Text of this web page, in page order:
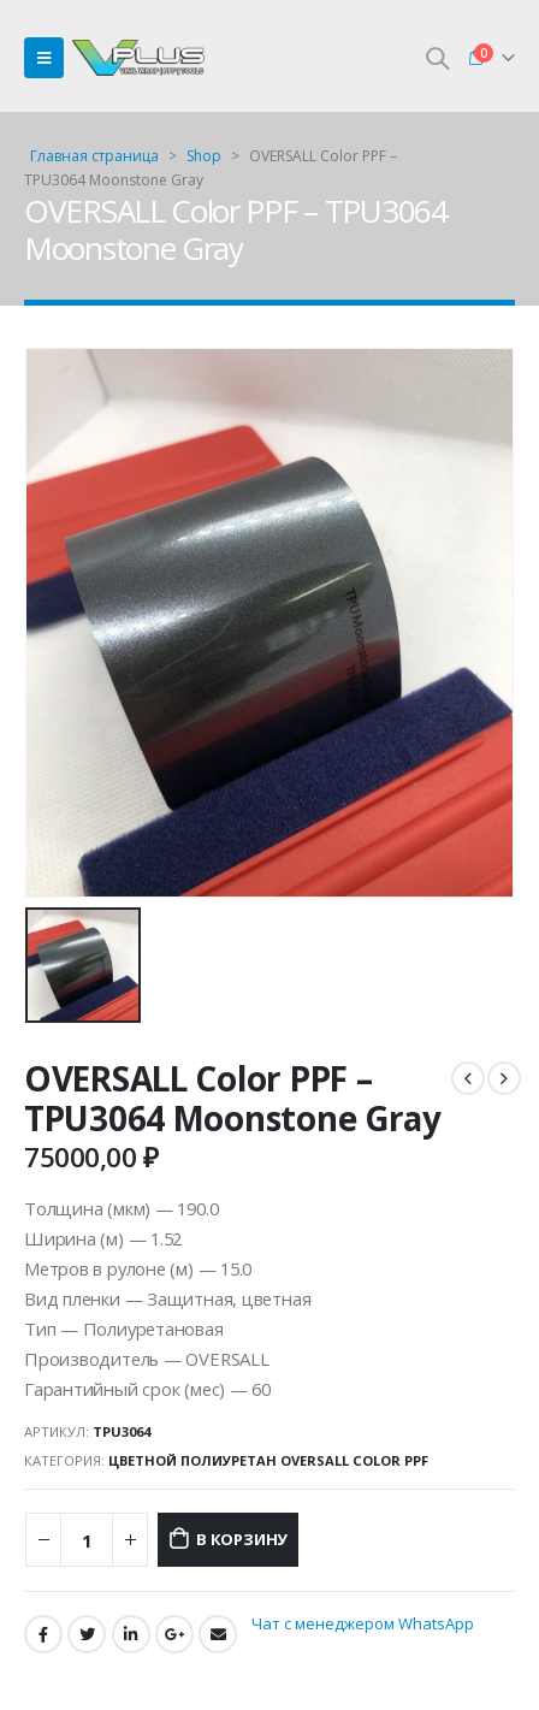
0
Главная страница > Shop > OVERSALL Color PPF –
TPU3064 Moonstone Gray
OVERSALL Color PPF – TPU3064
Moonstone Gray
OVERSALL Color PPF –
TPU3064 Moonstone Gray
75000,00₽
Толщина (мкм) — 190.0
Ширина (м) — 1.52
Метров в рулоне (м) — 15.0
Вид пленки — Защитная, цветная
Тип — Полиуретановая
Производитель — OVERSALL
Гарантийный срок (мес) — 60
АРТИКУЛ: TPU3064
КАТЕГОРИЯ: ЦВЕТНОЙ ПОЛИУРЕТАН OVERSALL COLOR PPF
В КОРЗИНУ
Чат с менеджером WhatsApp